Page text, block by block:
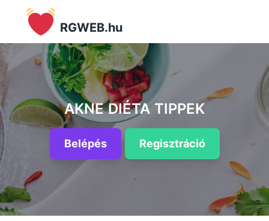
RGWEB.hu
AKNE DIÉTA TIPPEK
Belépés Regisztráció